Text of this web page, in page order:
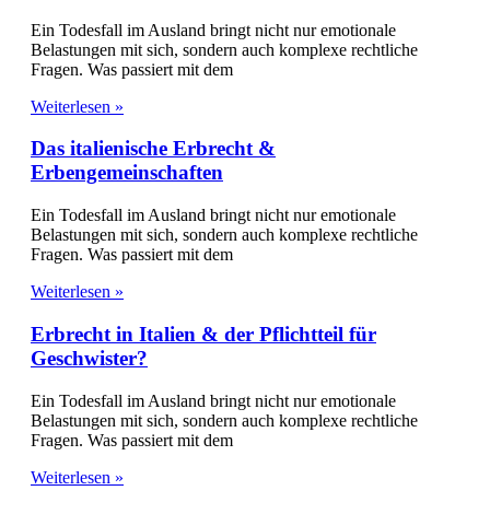
Ein Todesfall im Ausland bringt nicht nur emotionale
Belastungen mit sich, sondern auch komplexe rechtliche
Fragen. Was passiert mit dem
Weiterlesen »
Das italienische Erbrecht &
Erbengemeinschaften
Ein Todesfall im Ausland bringt nicht nur emotionale
Belastungen mit sich, sondern auch komplexe rechtliche
Fragen. Was passiert mit dem
Weiterlesen »
Erbrecht in Italien & der Pflichtteil für
Geschwister?
Ein Todesfall im Ausland bringt nicht nur emotionale
Belastungen mit sich, sondern auch komplexe rechtliche
Fragen. Was passiert mit dem
Weiterlesen »